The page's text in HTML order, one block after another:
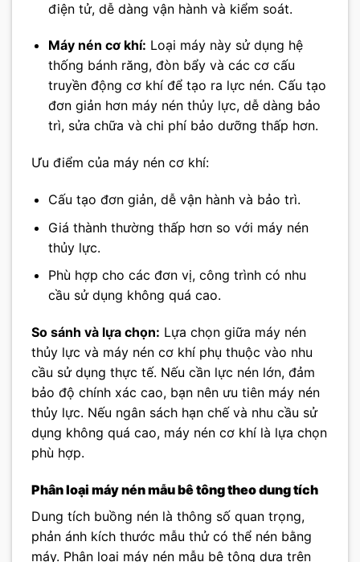
điện tử, dễ dàng vận hành và kiểm soát.
Máy nén cơ khí: Loại máy này sử dụng hệ
thống bánh răng, đòn bẩy và các cơ cấu
truyền động cơ khí để tạo ra lực nén. Cấu tạo
đơn giản hơn máy nén thủy lực, dễ dàng bảo
trì, sửa chữa và chi phí bảo dưỡng thấp hơn.
Ưu điểm của máy nén cơ khí:
Cấu tạo đơn giản, dễ vận hành và bảo trì.
Giá thành thường thấp hơn so với máy nén
thủy lực.
Phù hợp cho các đơn vị, công trình có nhu
cầu sử dụng không quá cao.
So sánh và lựa chọn: Lựa chọn giữa máy nén
thủy lực và máy nén cơ khí phụ thuộc vào nhu
cầu sử dụng thực tế. Nếu cần lực nén lớn, đảm
bảo độ chính xác cao, bạn nên ưu tiên máy nén
thủy lực. Nếu ngân sách hạn chế và nhu cầu sử
dụng không quá cao, máy nén cơ khí là lựa chọn
phù hợp.
Phân loại máy nén mẫu bê tông theo dung tích
Dung tích buồng nén là thông số quan trọng,
phản ánh kích thước mẫu thử có thể nén bằng
máy. Phân loại máy nén mẫu bê tông dựa trên